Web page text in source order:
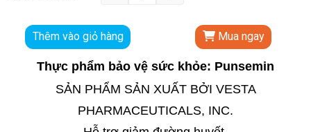
Thêm vào giỏ hàng Mua ngay
Thực phẩm bảo vệ sức khỏe: Punsemin
SẢN PHẨM SẢN XUẤT BỞI VESTA
PHARMACEUTICALS, INC.